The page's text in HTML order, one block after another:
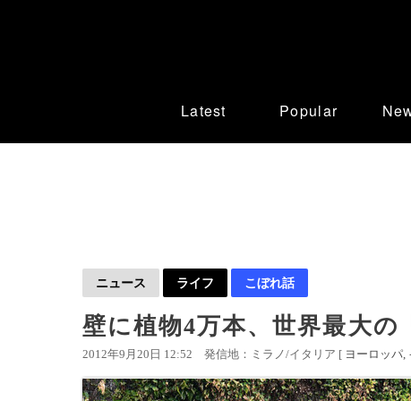
Latest Popular
ニュース ライフ こぼれ話
壁に植物4万本、世界最大の
2012年9月20日 12:52 発信地：ミラノ/イタリア [ ヨーロッパ